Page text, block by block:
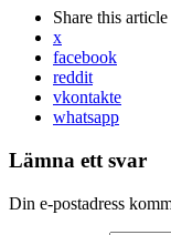
Share this article
x
facebook
reddit
vkontakte
whatsapp
Lämna ett svar
Din e-postadress